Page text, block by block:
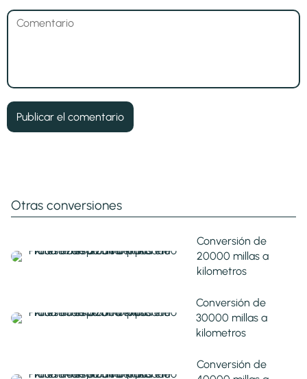
Otras conversiones
Conversión de
20000 millas a
kilometros
Conversión de
30000 millas a
kilometros
Conversión de